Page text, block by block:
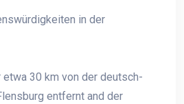
in der
30 km von der deutsch-
entfernt and der